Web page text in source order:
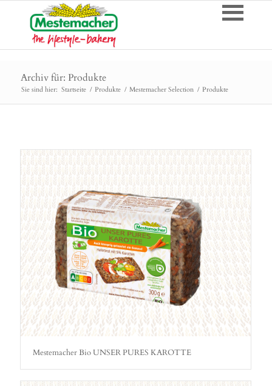
Archiv für: Produkte
Sie sind hier: Startseite / Produkte / Mestemacher Selection / Produkte
Mestemacher Bio UNSER PURES KAROTTE